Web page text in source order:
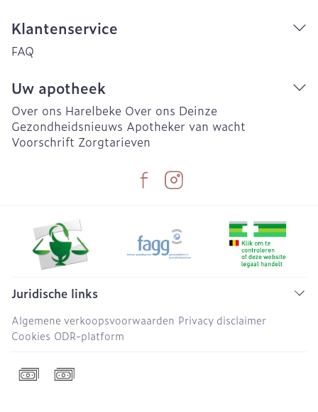
Klantenservice
FAQ
Uw apotheek
Over ons Harelbeke Over ons Deinze
Gezondheidsnieuws Apotheker van wacht
Voorschrift Zorgtarieven
Juridische links
Algemene verkoopsvoorwaarden Privacy disclaimer
Cookies ODR-platform